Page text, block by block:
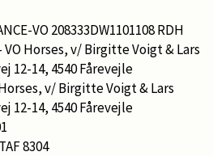
VO 208333DW1101108 RDH
Horses, v/ Birgitte Voigt & Lars
12-14, 4540 Fårevejle
v/ Birgitte Voigt & Lars
12-14, 4540 Fårevejle
8304